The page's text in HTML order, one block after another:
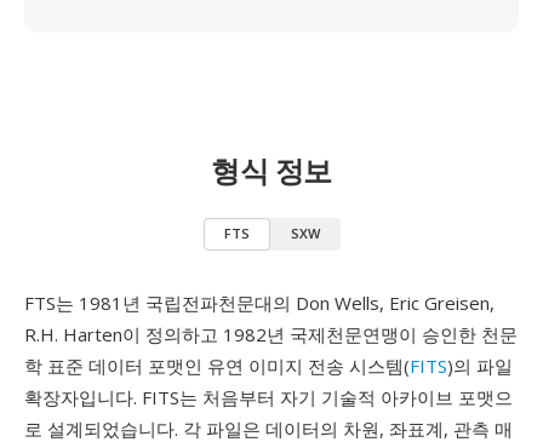
형식 정보
FTS SXW
FTS는 1981년 국립전파천문대의 Don Wells, Eric Greisen,
R.H. Harten이 정의하고 1982년 국제천문연맹이 승인한 천문
학 표준 데이터 포맷인 유연 이미지 전송 시스템(FITS)의 파일
확장자입니다. FITS는 처음부터 자기 기술적 아카이브 포맷으
로 설계되었습니다. 각 파일은 데이터의 차원, 좌표계, 관측 매